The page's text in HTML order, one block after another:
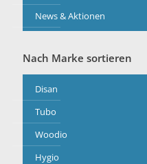
News & Aktionen
Nach Marke sortieren
Disan
Tubo
Woodio
Hygio